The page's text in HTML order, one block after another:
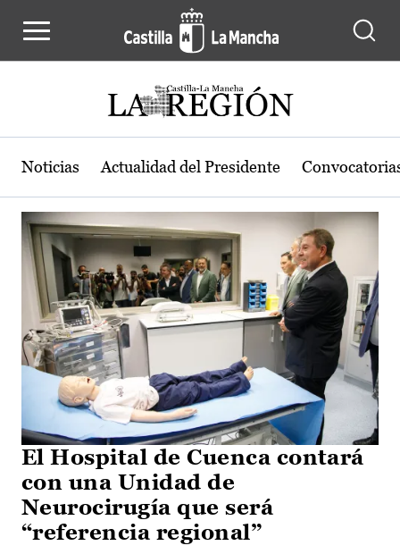
Actualidad de la región de Castilla-
Noticias Actualidad del Presidente
El Hospital de Cuenca contará
con una Unidad de
Neurocirugía que será
“referencia regional”